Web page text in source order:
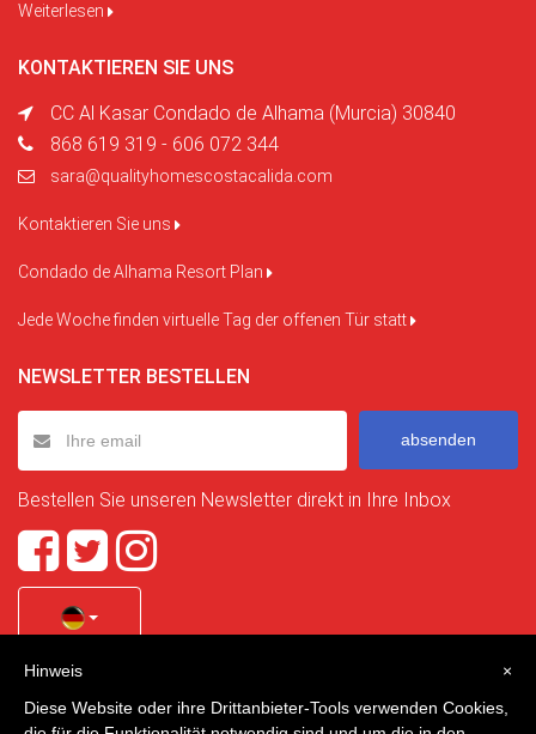
Weiterlesen
KONTAKTIEREN SIE UNS
CC Al Kasar Condado de Alhama (Murcia) 30840
868 619 319 - 606 072 344
sara@qualityhomescostacalida.com
Kontaktieren Sie uns
Condado de Alhama Resort Plan
Jede Woche finden virtuelle Tag der offenen Tür statt
NEWSLETTER BESTELLEN
absenden
Bestellen Sie unseren Newsletter direkt in Ihre Inbox
Quality Homes Costa Calida is a registered trademark of
La Manga Holiday Home SL duly registered with CIF / tax
×
Hinweis
Diese Website oder ihre Drittanbieter-Tools verwenden Cookies,